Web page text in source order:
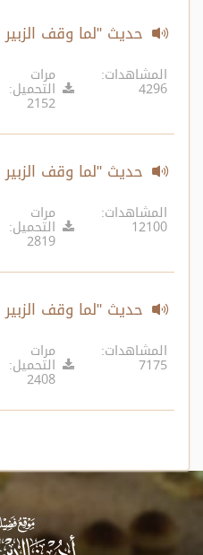
حديث "لما وقف الزبير
المشاهدات:
4296
مرات
التحميل:
2152
حديث "لما وقف الزبير
المشاهدات:
12100
مرات
التحميل:
2819
حديث "لما وقف الزبير
المشاهدات:
7175
مرات
التحميل:
2408